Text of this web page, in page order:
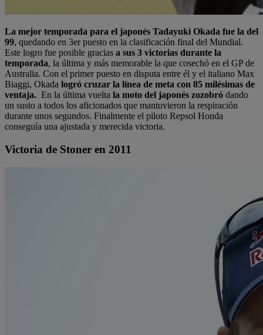
La mejor temporada para el japonés Tadayuki Okada fue la del
99, quedando en 3er puesto en la clasificación final del Mundial.
Este logro fue posible gracias a sus 3 victorias durante la
temporada, la última y más memorable la que cosechó en el GP de
Australia. Con el primer puesto en disputa entre él y el italiano Max
Biaggi, Okada logró cruzar la línea de meta con 85 milésimas de
ventaja. En la última vuelta la moto del japonés zozobró dando
un susto a todos los aficionados que mantuvieron la respiración
durante unos segundos. Finalmente el piloto Repsol Honda
conseguía una ajustada y merecida victoria.
Victoria de Stoner en 2011